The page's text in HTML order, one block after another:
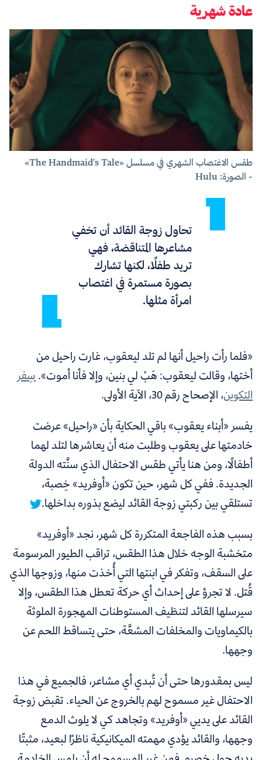
عادة شهرية
طقس الاغتصاب الشهري في مسلسل «The Handmaid's Tale»
- الصورة: Hulu
تحاول زوجة القائد أن تخفي
مشاعرها المتناقضة، فهي
تريد طفلًا، لكنها تشارك
بصورة مستمرة في اغتصاب
امرأة مثلها.
«فلما رأت راحيل أنها لم تلد ليعقوب، غارت راحيل من
أختها، وقالت ليعقوب: هَبْ لي بنين، وإلا فأنا أموت».سِفر
التكوين، الإصحاح رقم 30، الآية الأولى.
يفسر «أبناء يعقوب» باقي الحكاية بأن «راحيل» عرضت
خادمتها على يعقوب وطلبت منه أن يعاشرها لتلد لهما
أطفالًا، ومن هنا يأتي طقس الاحتفال الذي سنَّته الدولة
الجديدة.ففي كل شهر، حين تكون «أوفريد» خِصبة،
تستلقي بين ركبتي زوجة القائد ليضع بذوره بداخلها.
بسبب هذه الفاجعة المتكررة كل شهر، نجد «أوفريد»
متخشبة الوجه خلال هذا الطقس، تراقب الطيور المرسومة
على السقف، وتفكر في ابنتها التي أُخذت منها، وزوجها الذي
قُتل. لا تجرؤ على إحداث أي حركة تعطل هذا الطقس، وإلا
سيرسلها القائد لتنظيف المستوطنات المهجورة الملوثة
بالكيماويات والمخلفات المشعَّة، حتى يتساقط اللحم عن
وجهها.
ليس بمقدورها حتى أن تُبدي أي مشاعر، فالجميع في هذا
الاحتفال غير مسموح لهم بالخروج عن الحياء. تقبض زوجة
القائد على يديي «أوفريد» وتجاهد كي لا يلوث الدمع
وجهها، والقائد يؤدي مهمته الميكانيكية ناظرًا لبعيد، مثبتًا